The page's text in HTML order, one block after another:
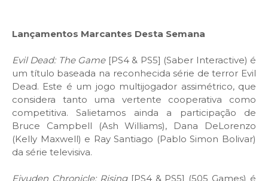
Lançamentos Marcantes Desta Semana
Evil Dead: The Game[PS4 & PS5] (Saber Interactive) é
um título baseada na reconhecida série de terror Evil
Dead. Este é um jogo multijogador assimétrico, que
considera tanto uma vertente cooperativa como
competitiva. Salietamos ainda a participação de
Bruce Campbell (Ash Williams), Dana DeLorenzo
(Kelly Maxwell) e Ray Santiago (Pablo Simon Bolivar)
da série televisiva.
Eiyuden Chronicle: Rising [PS4 & PS5] (505 Games) é